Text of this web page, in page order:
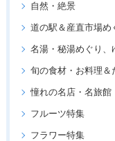
自然・絶景
道の駅＆産直市場
名湯・秘湯めぐり、
旬の食材・お料理＆
憧れの名店・名旅館
フルーツ特集
フラワー特集